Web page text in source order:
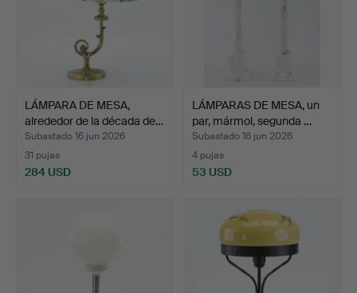
LÁMPARA DE MESA,
alrededor de la década de…
Subastado 16 jun 2026
31 pujas
284 USD
LÁMPARAS DE MESA, un
par, mármol, segunda …
Subastado 16 jun 2026
4 pujas
53 USD